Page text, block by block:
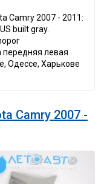
Camry 2007 - 2011:
built gray.
передняя левая
Одессе, Харькове
Camry 2007 -